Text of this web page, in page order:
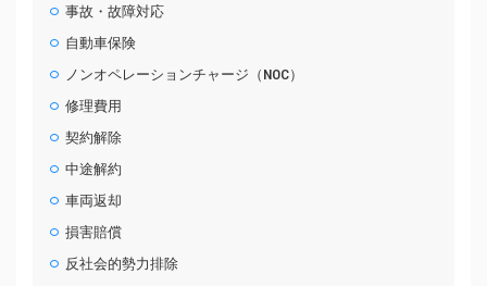
事故・故障対応
自動車保険
ノンオペレーションチャージ（NOC）
修理費用
契約解除
中途解約
車両返却
損害賠償
反社会的勢力排除